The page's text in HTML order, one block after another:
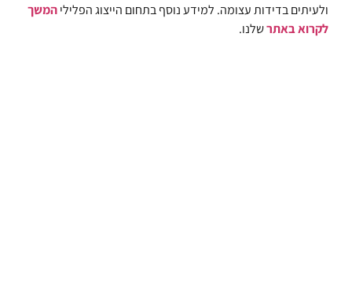
ולעיתים בדידות עצומה. למידע נוסף בתחום הייצוג הפליליהמשך
לקרוא באתרשלנו.